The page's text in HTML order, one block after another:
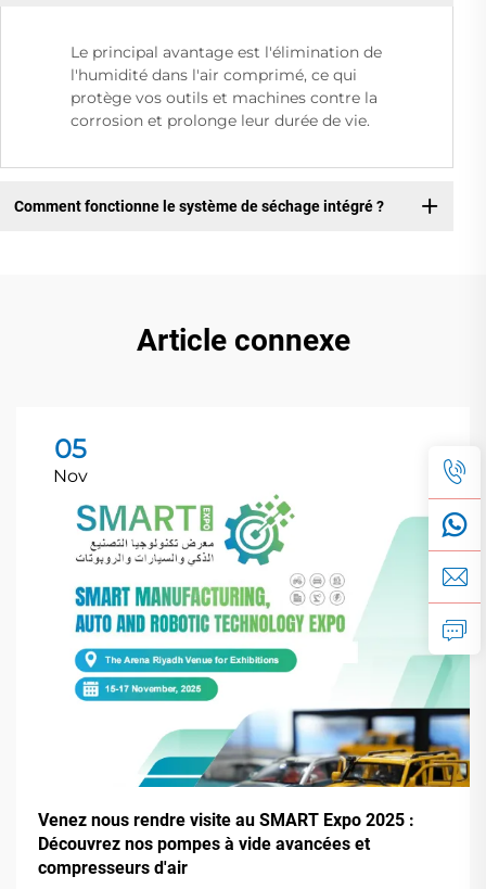
Le principal avantage est l'élimination de
l'humidité dans l'air comprimé, ce qui
protège vos outils et machines contre la
corrosion et prolonge leur durée de vie.
Comment fonctionne le système de séchage intégré ?
Article connexe
05
Nov
Venez nous rendre visite au SMART Expo 2025 :
Découvrez nos pompes à vide avancées et
compresseurs d'air